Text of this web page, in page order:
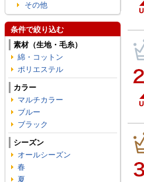
その他
条件で絞り込む
素材（生地・毛糸）
綿・コットン
ポリエステル
カラー
マルチカラー
ブルー
ブラック
シーズン
オールシーズン
春
夏